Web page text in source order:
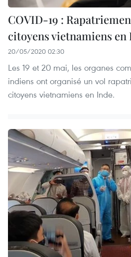
COVID-19 :
citoyens vietnamiens en
20/05/2020 02:30
Les 19 et 20 mai, les organes
indiens ont organisé un vol
citoyens vietnamiens en Inde.